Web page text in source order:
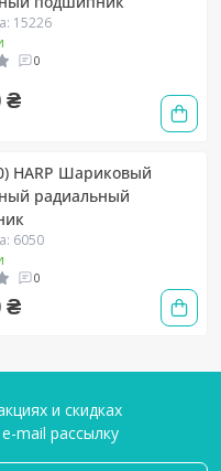
15226
0
₴
HARP Шариковый
радиальный
6050
0
₴
и скидках
mail рассылку